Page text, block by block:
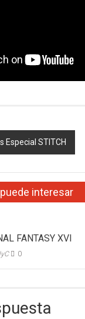
Especial STITCH
interesar
FANTASY XVI
0